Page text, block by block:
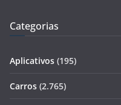
Categorias
Aplicativos (195)
Carros (2.765)